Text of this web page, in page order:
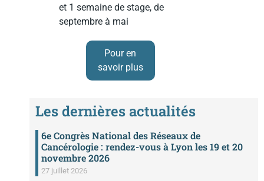
et 1 semaine de stage, de
septembre à mai
Pour en
savoir plus
Les dernières actualités
6e Congrès National des Réseaux de
Cancérologie : rendez-vous à Lyon les 19 et 20
novembre 2026
27 juillet 2026